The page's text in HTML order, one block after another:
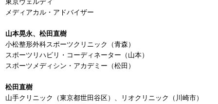
東京ヴェルディ
メディアカル・アドバイザー
山本晃永、松田直樹
小松整形外科スポーツクリニック（青森）
スポーツリハビリ・コーディネーター（山本）
スポーツメディシン・アカデミー（松田）
松田直樹
山手クリニック（東京都世田谷区）、リオクリニック（川崎市）